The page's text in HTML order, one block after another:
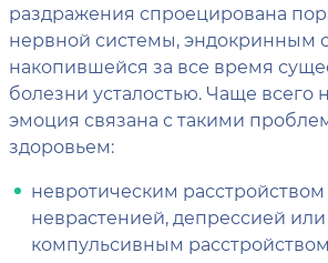
раздражения спроецирована
нервной системы, эндокринным
накопившейся за все время
болезни усталостью. Чаще всего
эмоция связана с такими
здоровьем:
невротическим
неврастенией, депрессией
компульсивным